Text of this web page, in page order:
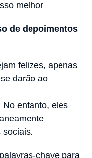
melhor
de depoimentos
felizes, apenas
darão ao
No entanto, eles
sociais.
chave para